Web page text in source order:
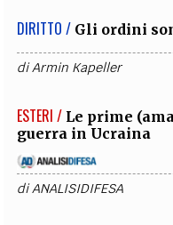
DIRITTO / Gli ordini
diArmin Kapeller
ESTERI / Le prime
guerra in Ucraina
diANALISIDIFESA